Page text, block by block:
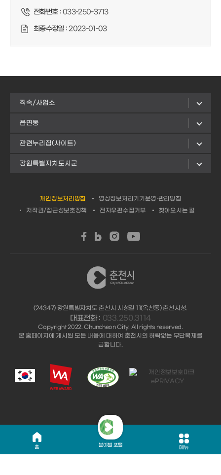
홈 분야별 포털 메뉴
전화번호 :033-250-3713
최종수정일 :2023-01-03
직속/사업소
읍면동
관련누리집(사이트)
강원특별자치도시군
개인정보처리방침
영상정보처리기기운영·관리방침
저작권/접근성보호정책
전자우편수집거부 찾아오시는 길
(24347) 강원특별자치도 춘천시 시청길 11(옥천동) 춘천시청.
대표전화 : 033.250.3114
Copyright 2022. Chuncheon City. All rights reserved.
본 홈페이지에 게시된 모든 내용에 대하여 춘천시의 허락없는 무단복제를
금합니다.